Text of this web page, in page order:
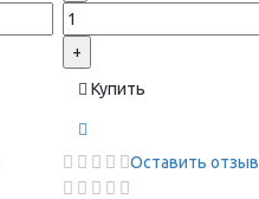
+
Купить
Оставить отзыв